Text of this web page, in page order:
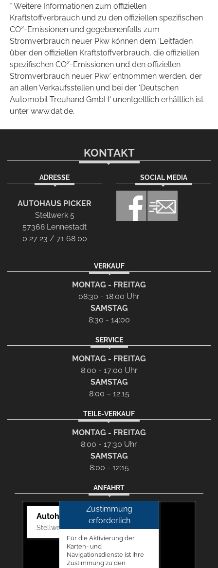
* Weitere Informationen zum offiziellen
Kraftstoffverbrauch und zu den offiziellen spezifischen
CO2-Emissionen und gegebenenfalls zum
Stromverbrauch neuer Pkw können dem 'Leitfaden
über den offiziellen Kraftstoffverbrauch, die offiziellen
spezifischen CO2-Emissionen und den offiziellen
Stromverbrauch neuer Pkw' entnommen werden, der
an allen Verkaufsstellen und bei der 'Deutschen
Automobil Treuhand GmbH' unentgeltlich erhältlich ist
unter www.dat.de.
KONTAKT
ADRESSE
AUTOHAUS PICKER
Stellwerk 5
57368 Lennestadt
0 27 23 / 71 68 00
SOCIAL MEDIA
VERKAUF
MONTAG - FREITAG
08:30 - 18:00 Uhr
SAMSTAG
8:30 - 14:00
SERVICE
MONTAG - FREITAG
8:00 - 17:00 Uhr
SAMSTAG
8:00 – 12:15
TEILE-VERKAUF
MONTAG - FREITAG
8:00 - 17:30 Uhr
SAMSTAG
8:00 - 12:15
ANFAHRT
Autohaus Picker
Stellwerk 5, 57368 Lennestadt
Zustimmung
erforderlich
Für die Aktivierung der
Karten- und
Navigationsdienste ist Ihre
Zustimmung zu den